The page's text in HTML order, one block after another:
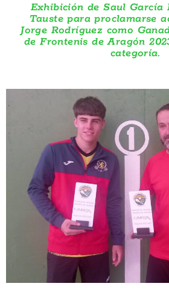
Exhibición de Saul García
Tauste para proclamarse
Jorge Rodríguez como
de Frontenis de Aragón
categoría.